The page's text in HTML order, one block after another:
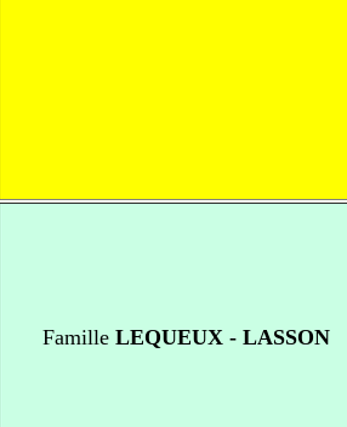
FamilleLEQUEUX - LASSON